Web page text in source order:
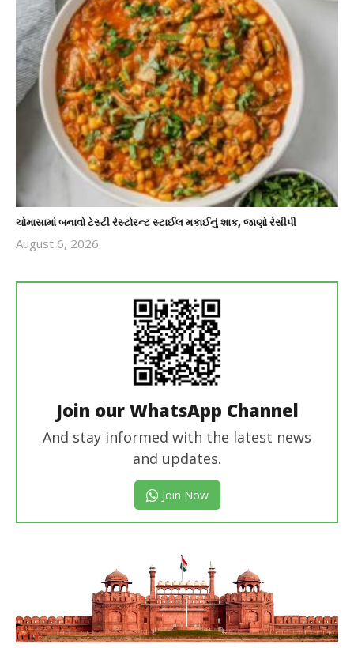
ચોમાસામાં બનાવો ટેસ્ટી રેસ્ટોરન્ટ સ્ટાઈલ મકાઈનું શાક, જાણો રેસીપી
August 6, 2026
Join our WhatsApp Channel
And stay informed with the latest news
and updates.
Join Now